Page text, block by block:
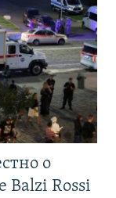
о
Balzi Rossi